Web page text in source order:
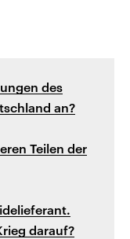
des
an?
Teilen der
darauf?